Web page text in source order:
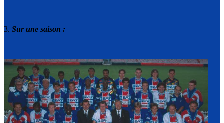
3. Sur une saison :